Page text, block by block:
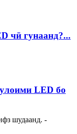
чӣ гунаанд?...
LED бо
шудаанд. -